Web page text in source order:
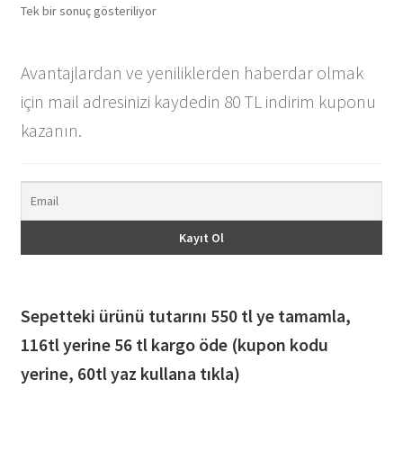
Tek bir sonuç gösteriliyor
Avantajlardan ve yeniliklerden haberdar olmak
için mail adresinizi kaydedin 80 TL indirim kuponu
kazanın.
Sepetteki ürünü tutarını 550 tl ye tamamla,
116tl yerine 56 tl kargo öde (kupon kodu
yerine, 60tl yaz kullana tıkla)